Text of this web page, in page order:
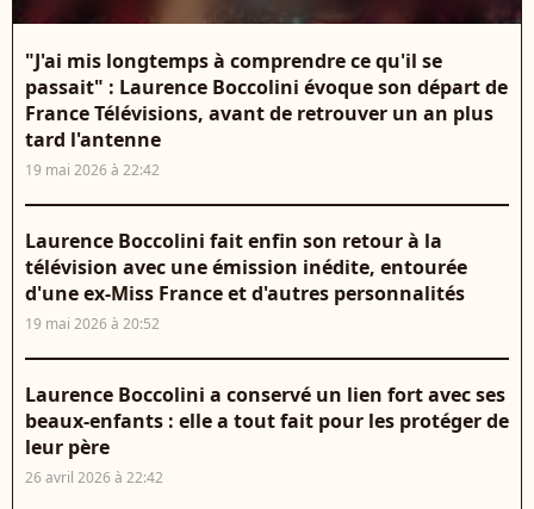
"J'ai mis longtemps à comprendre ce qu'il se
passait" : Laurence Boccolini évoque son départ de
France Télévisions, avant de retrouver un an plus
tard l'antenne
19 mai 2026 à 22:42
Laurence Boccolini fait enfin son retour à la
télévision avec une émission inédite, entourée
d'une ex-Miss France et d'autres personnalités
19 mai 2026 à 20:52
Laurence Boccolini a conservé un lien fort avec ses
beaux-enfants : elle a tout fait pour les protéger de
leur père
26 avril 2026 à 22:42